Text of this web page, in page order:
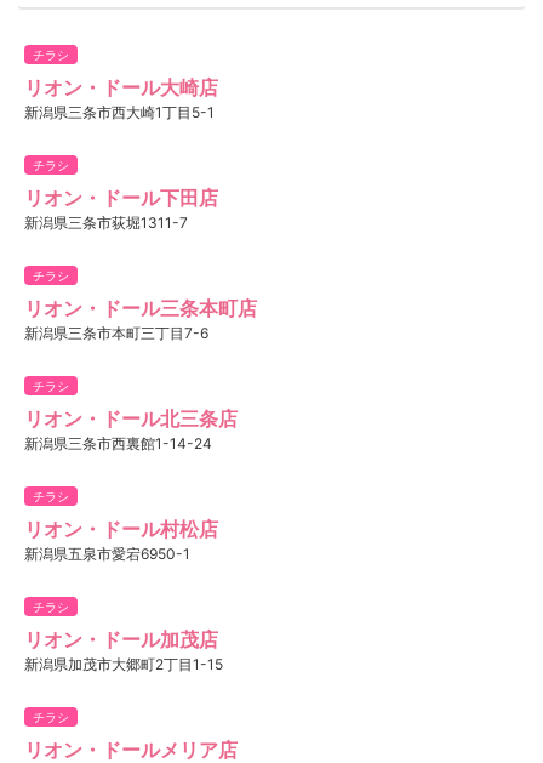
チラシ
リオン・ドール大崎店
新潟県三条市西大崎1丁目5-1
チラシ
リオン・ドール下田店
新潟県三条市荻堀1311-7
チラシ
リオン・ドール三条本町店
新潟県三条市本町三丁目7-6
チラシ
リオン・ドール北三条店
新潟県三条市西裏館1-14-24
チラシ
リオン・ドール村松店
新潟県五泉市愛宕6950-1
チラシ
リオン・ドール加茂店
新潟県加茂市大郷町2丁目1-15
チラシ
リオン・ドールメリア店